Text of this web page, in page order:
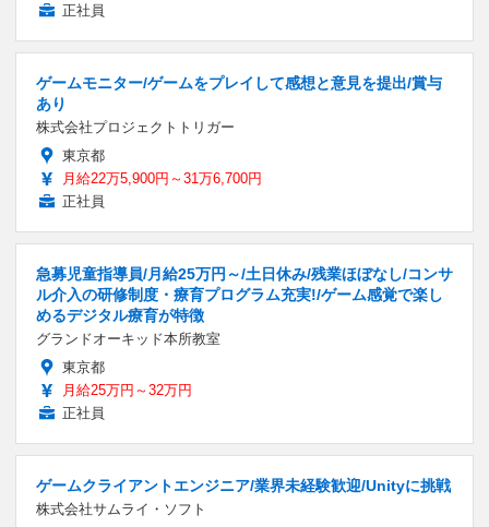
正社員
ゲームモニター/ゲームをプレイして感想と意見を提出/賞与
あり
株式会社プロジェクトトリガー
東京都
月給22万5,900円～31万6,700円
正社員
急募児童指導員/月給25万円～/土日休み/残業ほぼなし/コンサ
ル介入の研修制度・療育プログラム充実!/ゲーム感覚で楽し
めるデジタル療育が特徴
グランドオーキッド本所教室
東京都
月給25万円～32万円
正社員
ゲームクライアントエンジニア/業界未経験歓迎/Unityに挑戦
株式会社サムライ・ソフト